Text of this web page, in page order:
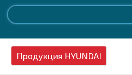
Продукция HYUNDAI